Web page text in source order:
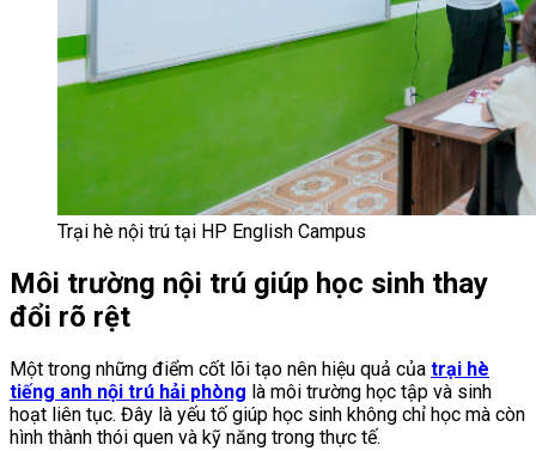
Trại hè nội trú tại HP English Campus
Môi trường nội trú giúp học sinh thay
đổi rõ rệt
Một trong những điểm cốt lõi tạo nên hiệu quả của trại hè
tiếng anh nội trú hải phòng là môi trường học tập và sinh
hoạt liên tục. Đây là yếu tố giúp học sinh không chỉ học mà còn
hình thành thói quen và kỹ năng trong thực tế.